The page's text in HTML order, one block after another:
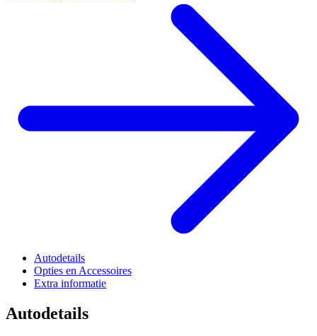
Autodetails
Opties en Accessoires
Extra informatie
Autodetails